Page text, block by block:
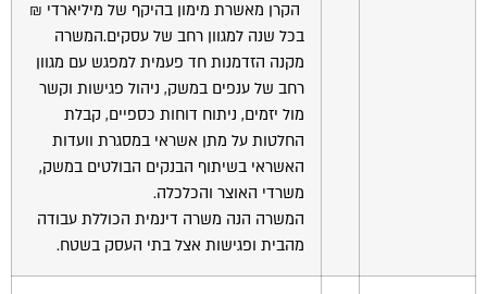
הקרן מאשרת מימון בהיקף של מיליארדי ₪
בכל שנה למגוון רחב של עסקים.המשרה
מקנה הזדמנות חד פעמית למפגש עם מגוון
רחב של ענפים במשק, ניהול פגישות וקשר
מול יזמים, ניתוח דוחות כספיים, קבלת
החלטות על מתן אשראי במסגרת וועדות
האשראי בשיתוף הבנקים הבולטים במשק,
משרדי האוצר והכלכלה.
המשרה הנה משרה דינמית הכוללת עבודה
מהבית ופגישות אצל בתי העסק בשטח.